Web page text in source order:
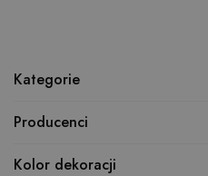
Kategorie
Producenci
Kolor dekoracji